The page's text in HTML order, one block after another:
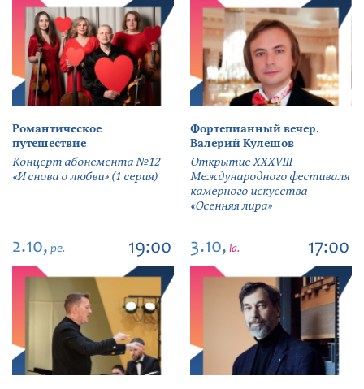
Романтическое
путешествие
Концерт абонемента №12
«И снова о любви» (1 серия)
Фортепианный вечер.
Валерий Кулешов
Открытие ХХХVIII
Международного фестиваля
камерного искусства
«Осенняя лира»
2.10, pe. 19:00 3.10, la. 17:00